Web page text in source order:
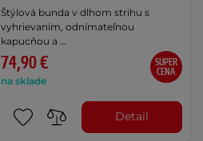
Štýlová bunda v dlhom strihu s
vyhrievaním, odnímateľnou
kapucňou a …
74,90 €
na sklade
SUPER
CENA
Detail